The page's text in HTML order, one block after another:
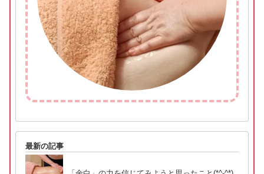
最新の記事